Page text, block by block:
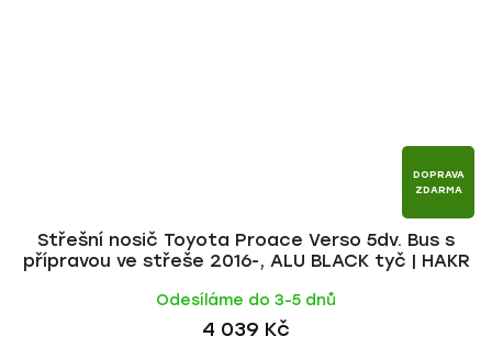
DOPRAVA
ZDARMA
Střešní nosič Toyota Proace Verso 5dv. Bus s
přípravou ve střeše 2016-, ALU BLACK tyč | HAKR
Odesíláme do 3-5 dnů
4 039 Kč